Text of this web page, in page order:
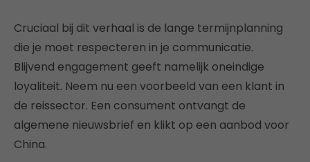
Cruciaal bij dit verhaal is de lange termijnplanning
die je moet respecteren in je communicatie.
Blijvend engagement geeft namelijk oneindige
loyaliteit. Neem nu een voorbeeld van een klant in
de reissector. Een consument ontvangt de
algemene nieuwsbrief en klikt op een aanbod voor
China.